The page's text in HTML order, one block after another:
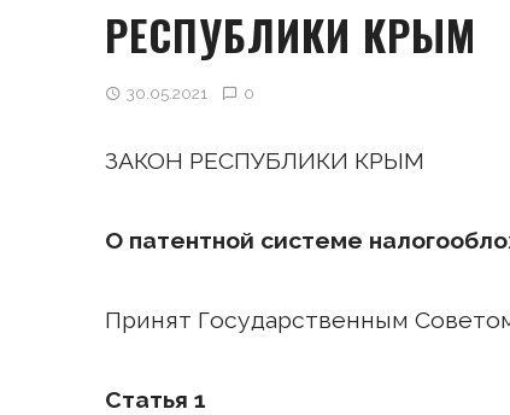
РЕСПУБЛИКИ КРЫМ
30.05.2021 0
ЗАКОН РЕСПУБЛИКИ КРЫМ
О патентной системе
Принят Государственным
Статья 1